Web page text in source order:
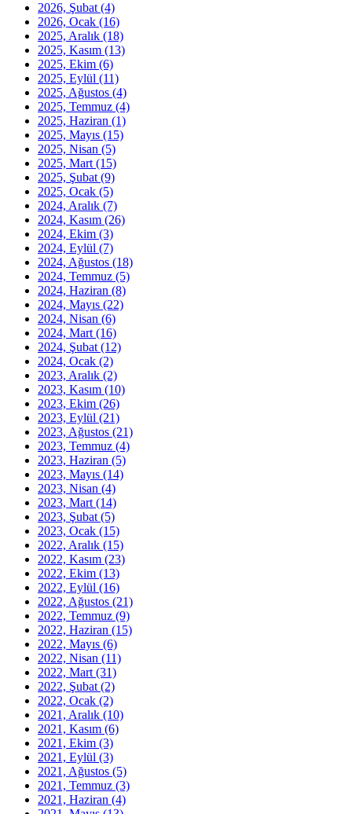
2026, Şubat (4)
2026, Ocak (16)
2025, Aralık (18)
2025, Kasım (13)
2025, Ekim (6)
2025, Eylül (11)
2025, Ağustos (4)
2025, Temmuz (4)
2025, Haziran (1)
2025, Mayıs (15)
2025, Nisan (5)
2025, Mart (15)
2025, Şubat (9)
2025, Ocak (5)
2024, Aralık (7)
2024, Kasım (26)
2024, Ekim (3)
2024, Eylül (7)
2024, Ağustos (18)
2024, Temmuz (5)
2024, Haziran (8)
2024, Mayıs (22)
2024, Nisan (6)
2024, Mart (16)
2024, Şubat (12)
2024, Ocak (2)
2023, Aralık (2)
2023, Kasım (10)
2023, Ekim (26)
2023, Eylül (21)
2023, Ağustos (21)
2023, Temmuz (4)
2023, Haziran (5)
2023, Mayıs (14)
2023, Nisan (4)
2023, Mart (14)
2023, Şubat (5)
2023, Ocak (15)
2022, Aralık (15)
2022, Kasım (23)
2022, Ekim (13)
2022, Eylül (16)
2022, Ağustos (21)
2022, Temmuz (9)
2022, Haziran (15)
2022, Mayıs (6)
2022, Nisan (11)
2022, Mart (31)
2022, Şubat (2)
2022, Ocak (2)
2021, Aralık (10)
2021, Kasım (6)
2021, Ekim (3)
2021, Eylül (3)
2021, Ağustos (5)
2021, Temmuz (3)
2021, Haziran (4)